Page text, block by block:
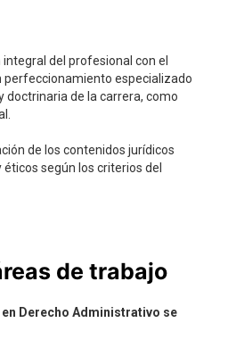
del profesional con el
especializado
doctrinaria de la carrera, como
de los contenidos jurídicos
según los criterios del
de trabajo
Derecho Administrativo se